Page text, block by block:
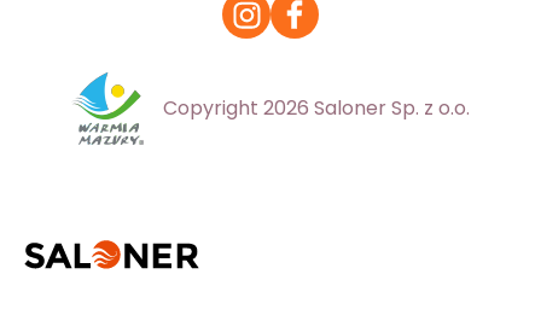
Copyright 2026 Saloner Sp. z o.o.